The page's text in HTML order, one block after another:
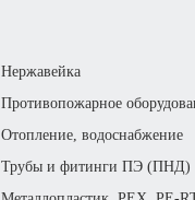
Нержавейка
Противопожарное
Отопление, водоснабжение
Трубы и фитинги ПЭ (ПНД)